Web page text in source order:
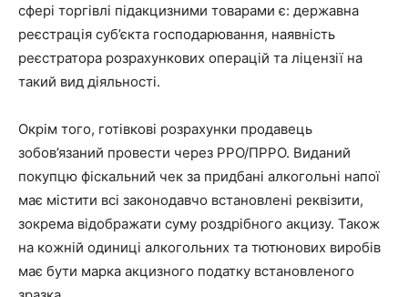
сфері торгівлі підакцизними товарами є: державна
реєстрація суб’єкта господарювання, наявність
реєстратора розрахункових операцій та ліцензії на
такий вид діяльності.
Окрім того, готівкові розрахунки продавець
зобов’язаний провести через РРО/ПРРО. Виданий
покупцю фіскальний чек за придбані алкогольні напої
має містити всі законодавчо встановлені реквізити,
зокрема відображати суму роздрібного акцизу. Також
на кожній одиниці алкогольних та тютюнових виробів
має бути марка акцизного податку встановленого